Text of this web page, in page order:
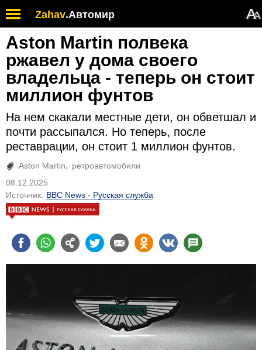
Zahav.Автомир АА
Aston Martin полвека
ржавел у дома своего
владельца - теперь он стоит
миллион фунтов
На нем скакали местные дети, он обветшал и
почти рассыпался. Но теперь, после
реставрации, он стоит 1 миллион фунтов.
Aston Martin
ретроавтомобили
08.12.2025
Источник: BBC News - Русская служба